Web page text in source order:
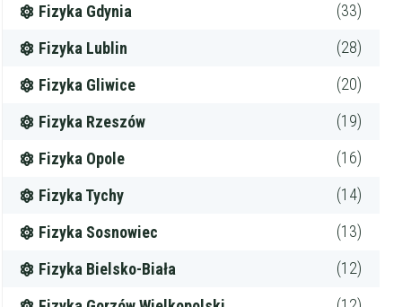
Fizyka Gdynia (33)
Fizyka Lublin (28)
Fizyka Gliwice (20)
Fizyka Rzeszów (19)
Fizyka Opole (16)
Fizyka Tychy (14)
Fizyka Sosnowiec (13)
Fizyka Bielsko-Biała (12)